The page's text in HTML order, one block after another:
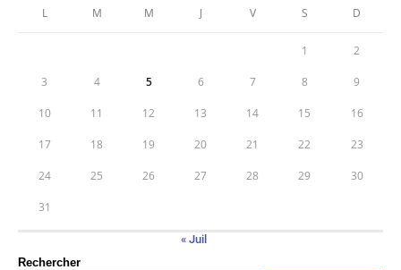
L M M J V S D
1 2
3 4 5 6 7 8 9
10 11 12 13 14 15 16
17 18 19 20 21 22 23
24 25 26 27 28 29 30
31
« Juil
Rechercher